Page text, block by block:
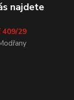
najdete
409/29